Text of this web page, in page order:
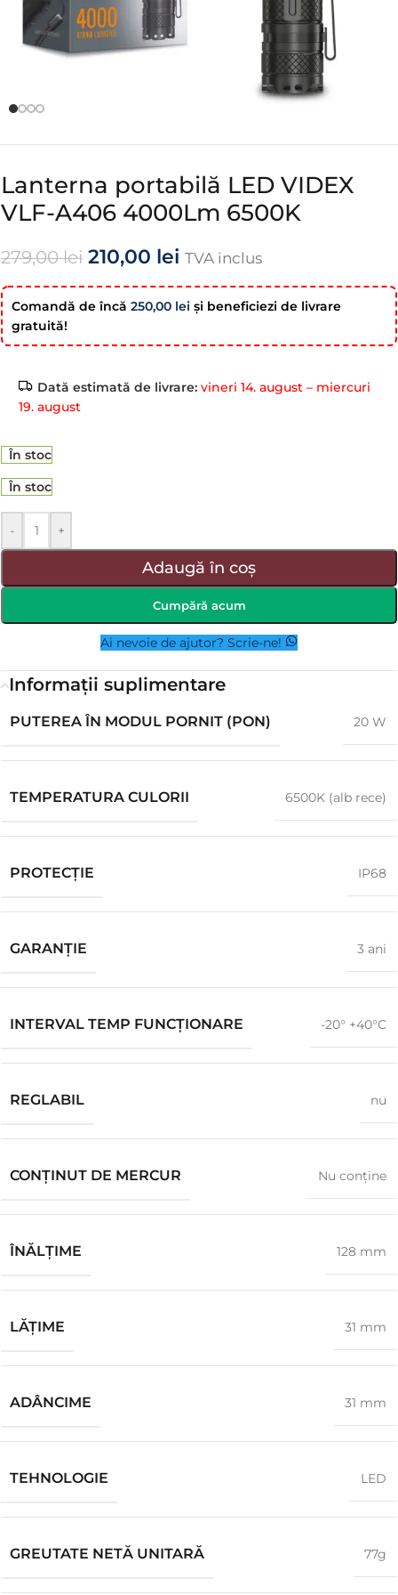
Lanterna portabilă LED VIDEX
VLF-A406 4000Lm 6500K
279,00lei 210,00 lei TVA inclus
Comandă de încă 250,00 lei şi beneficiezi de livrare
gratuită!
Dată estimată de livrare: vineri 14. august – miercuri
19. august
În stoc
În stoc
- +
Adaugă în coș
Cumpără acum
Ai nevoie de ajutor? Scrie-ne!
Informații suplimentare
PUTEREA ÎN MODUL PORNIT (PON) 20 W
TEMPERATURA CULORII 6500K (alb rece)
PROTECŢIE IP68
GARANŢIE 3 ani
INTERVAL TEMP FUNCȚIONARE -20° +40°C
REGLABIL nu
CONȚINUT DE MERCUR Nu conţine
ÎNĂLŢIME 128 mm
LĂŢIME 31 mm
ADÂNCIME 31 mm
TEHNOLOGIE LED
GREUTATE NETĂ UNITARĂ 77g